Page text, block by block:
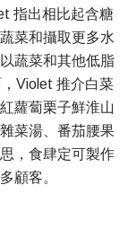
指出相比起含糖
菜和攝取更多水
蔬菜和其他低脂
Violet 推介白菜
蘿蔔栗子鮮淮山
菜湯、番茄腰果
，食肆定可製作
顧客。